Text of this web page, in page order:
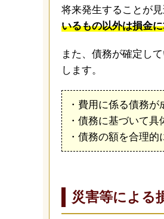
将来発生することが
いるもの以外は損金
また、債務が確定し
します。
・費用に係る債務が
・債務に基づいて
・債務の額を合理
災害等による